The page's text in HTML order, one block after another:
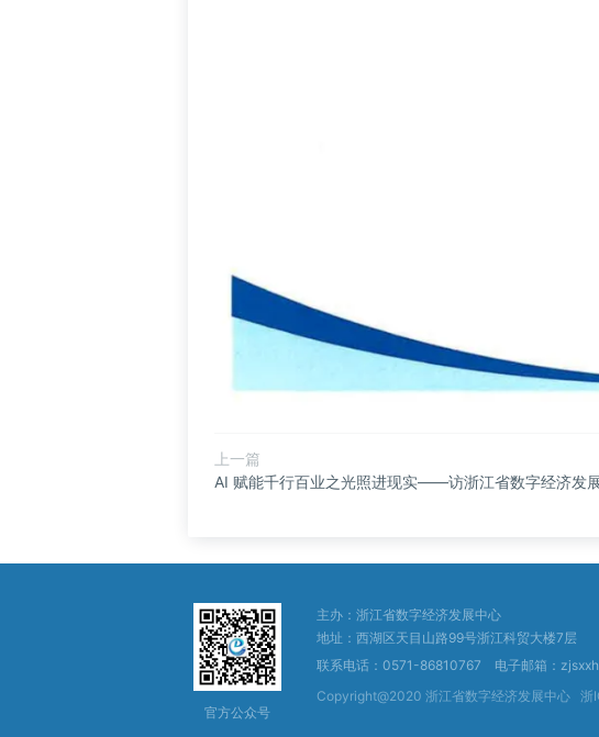
上一篇
AI 赋能千行百业之光照进现实——访浙江省数字经济发
官方公众号
主办：浙江省数字经济发展中心
地址：西湖区天目山路99号浙江科贸大楼7层
联系电话：0571-86810767
电子邮箱：
Copyright@2020 浙江省数字经济发展中心 浙